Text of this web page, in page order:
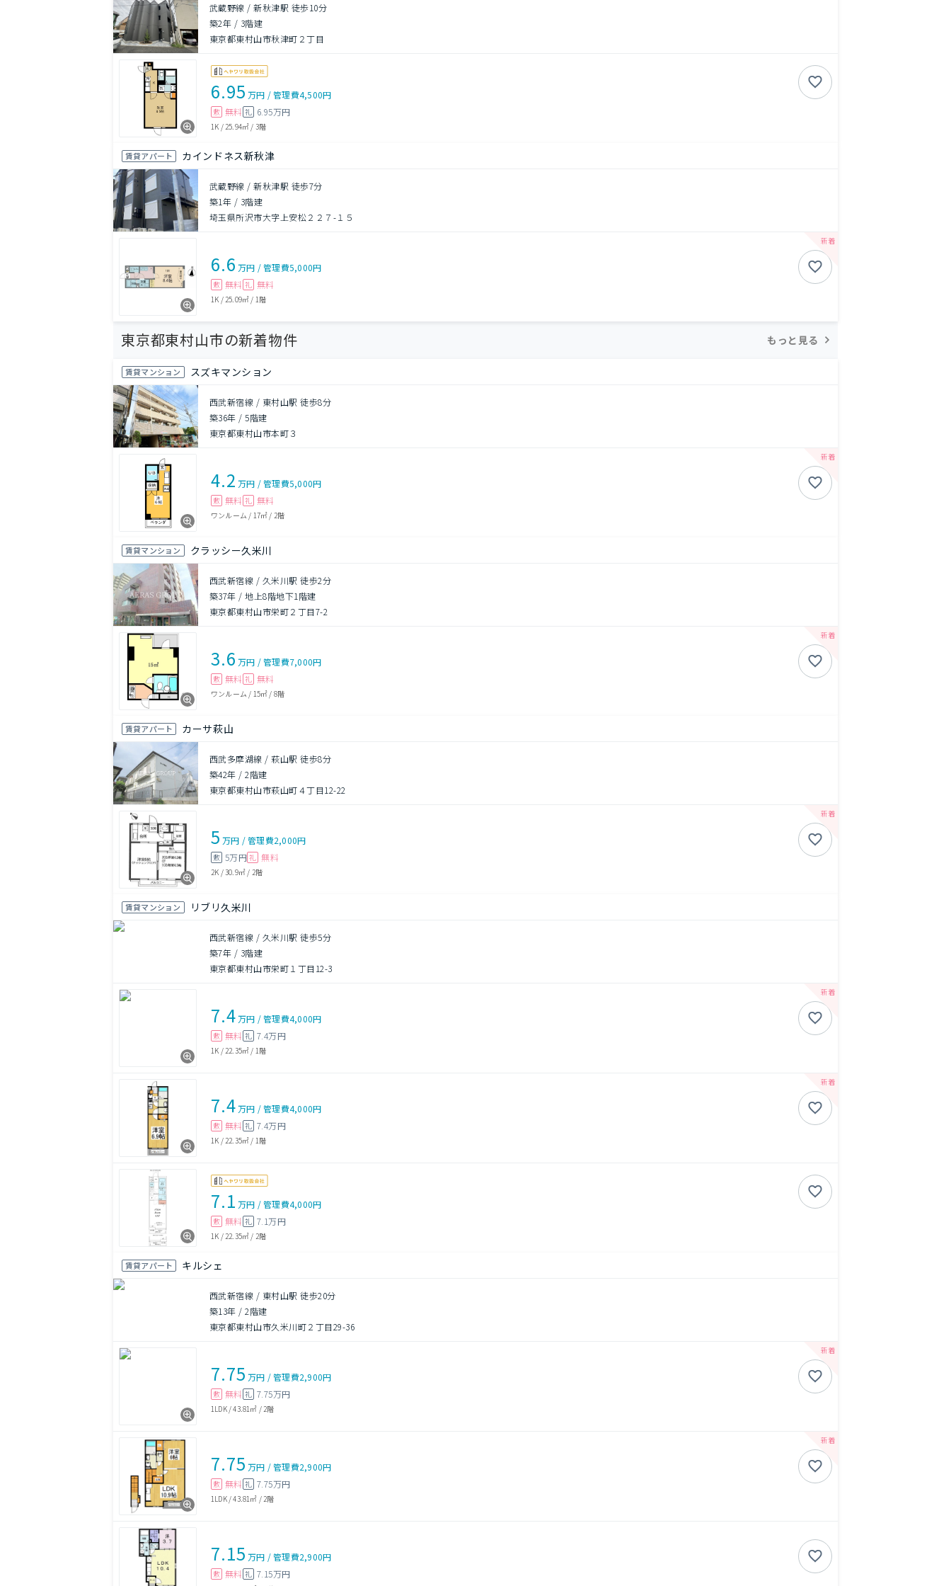
武蔵野線 / 新秋津駅 徒歩10分
築2年 / 3階建
東京都東村山市秋津町２丁目
6.95 万円 /管理費4,500円
敷 無料 礼 6.95万円
1K /25.94㎡ / 3階
賃貸アパート カインドネス新秋津
武蔵野線 / 新秋津駅 徒歩7分
築1年 / 3階建
埼玉県所沢市大字上安松２２７-１５
6.6 万円 /管理費5,000円
敷 無料 礼 無料
1K / 25.09㎡ / 1階
東京都東村山市の新着物件 もっと見る
賃貸マンション スズキマンション
西武新宿線 / 東村山駅 徒歩8分
築36年 /5階建
東京都東村山市本町３
4.2 万円 /管理費5,000円
敷 無料 礼 無料
ワンルーム / 17㎡ / 2階
賃貸マンション クラッシー久米川
西武新宿線 / 久米川駅 徒歩2分
築37年 /地上8階地下1階建
東京都東村山市栄町２丁目7-2
3.6 万円 /管理費7,000円
敷 無料 礼 無料
ワンルーム / 15㎡ / 8階
賃貸アパート カーサ萩山
西武多摩湖線 / 萩山駅 徒歩8分
築42年 /2階建
東京都東村山市萩山町４丁目12-22
5 万円 /管理費2,000円
敷 5万円 礼 無料
2K /30.9㎡ / 2階
賃貸マンション リブリ久米川
西武新宿線 / 久米川駅 徒歩5分
築7年 / 3階建
東京都東村山市栄町１丁目12-3
7.4万円 /管理費4,000円
敷 無料 礼 7.4万円
1K / 22.35㎡ / 1階
7.4万円 /管理費4,000円
敷 無料 礼 7.4万円
1K / 22.35㎡ / 1階
7.1 万円 /管理費4,000円
敷 無料 礼 7.1万円
1K /22.35㎡ / 2階
賃貸アパート キルシェ
西武新宿線 / 東村山駅 徒歩20分
築13年 /2階建
東京都東村山市久米川町２丁目29-36
7.75 万円 /管理費2,900円
敷 無料 礼 7.75万円
1LDK/43.81㎡ / 2階
7.75 万円 /管理費2,900円
敷 無料 礼 7.75万円
1LDK/43.81㎡ / 2階
7.15 万円 /管理費2,900円
敷 無料 礼 7.15万円